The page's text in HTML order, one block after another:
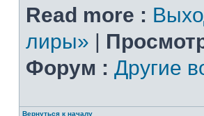
Read more :
лиры» |
Форум : Другие
Вернуться к началу